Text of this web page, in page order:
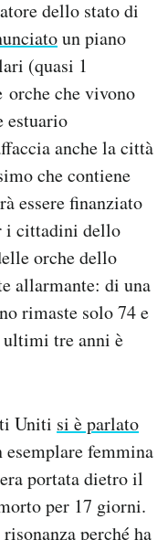
dello stato di
un piano
(quasi 1
che vivono
estuario
anche la città
che contiene
essere finanziato
i cittadini dello
orche dello
allarmante: di una
rimaste solo 74 e
tre anni è
Uniti si è parlato
esemplare femmina
portata dietro il
per 17 giorni.
perché ha